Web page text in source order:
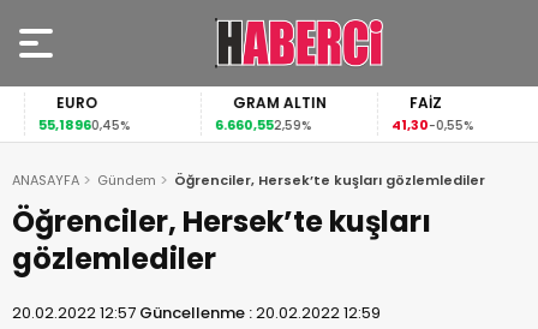
EURO
55,18960,45%
GRAM ALTIN
6.660,552,59%
FAİZ
41,30-0,55%
ANASAYFA Gündem Öğrenciler, Hersek’te kuşları gözlemlediler
Öğrenciler, Hersek’te kuşları
gözlemlediler
20.02.2022 12:57 Güncellenme :20.02.2022 12:59